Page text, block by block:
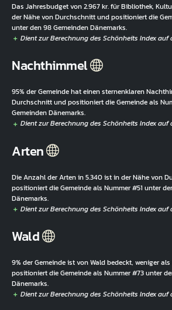
Das Jahresbudget von 2.967 kr. für Bibliothek,
der Nähe von Durchschnitt und positioniert die
unter den 98 Gemeinden Dänemarks.
Nachthimmel
95% der Gemeinde hat einen sternenklaren
Durchschnitt und positioniert die Gemeinde als
Gemeinden Dänemarks.
Arten
Die Anzahl der Arten in 5.340 ist in der Nähe von
positioniert die Gemeinde als Nummer #51 unter
Dänemarks.
Wald
9% der Gemeinde ist von Wald bedeckt, weniger
positioniert die Gemeinde als Nummer #73 unter
Dänemarks.